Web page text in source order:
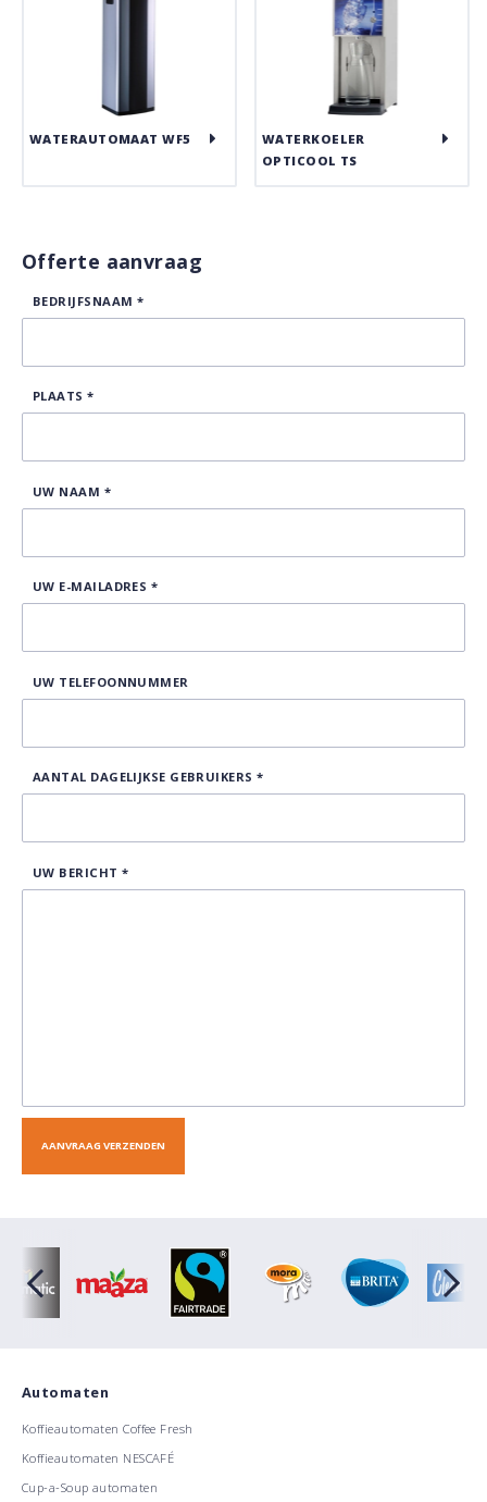
WATERAUTOMAAT WF5
WATERKOELER
OPTICOOL TS
Offerte aanvraag
BEDRIJFSNAAM *
PLAATS*
UW NAAM *
UW E-MAILADRES *
UW TELEFOONNUMMER
AANTAL DAGELIJKSE GEBRUIKERS*
UW BERICHT *
Automaten
Koffieautomaten Coffee Fresh
Koffieautomaten NESCAFÉ
Cup-a-Soup automaten